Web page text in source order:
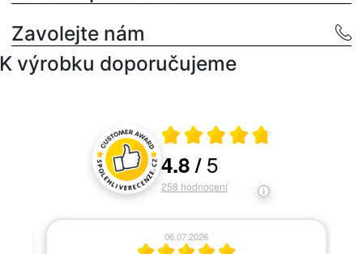
Zavolejte nám
K výrobku doporučujeme
Hodnocení a recenze zákazníků
Průměrné hodnocení 4.8 z 5
4.8/5
258 hodnocení
06.07.2026